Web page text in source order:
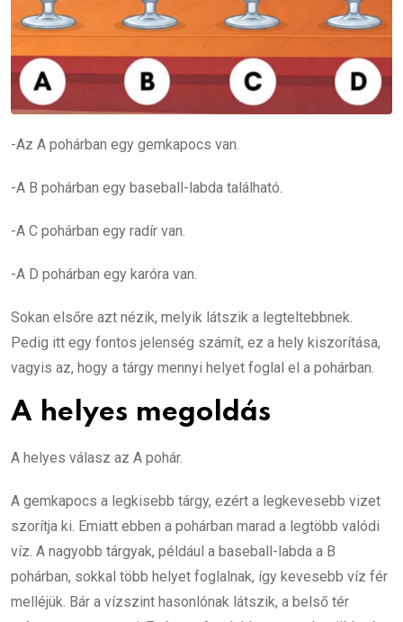
-Az A pohárban egy gemkapocs van.
-A B pohárban egy baseball-labda található.
-A C pohárban egy radír van.
-A D pohárban egy karóra van.
Sokan elsőre azt nézik, melyik látszik a legteltebbnek.
Pedig itt egy fontos jelenség számít, ez a hely kiszorítása,
vagyis az, hogy a tárgy mennyi helyet foglal el a pohárban.
A helyes megoldás
A helyes válasz az A pohár.
A gemkapocs a legkisebb tárgy, ezért a legkevesebb vizet
szorítja ki. Emiatt ebben a pohárban marad a legtöbb valódi
víz. A nagyobb tárgyak, például a baseball-labda a B
pohárban, sokkal több helyet foglalnak, így kevesebb víz fér
melléjük. Bár a vízszint hasonlónak látszik, a belső tér